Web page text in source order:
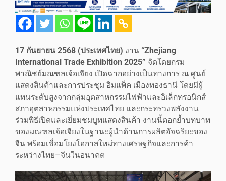
17 กันยายน 2568 (ประเทศไทย) งาน “Zhejiang
International Trade Exhibition 2025” จัดโดยกรม
พาณิชย์มณฑลเจ้อเจียง เปิดฉากอย่างเป็นทางการ ณ ศูนย์
แสดงสินค้าและการประชุม อิมแพ็ค เมืองทองธานี โดยมีผู้
แทนระดับสูงจากกลุ่มอุตสาหกรรมไฟฟ้าและอิเล็กทรอนิกส์
สภาอุตสาหกรรมแห่งประเทศไทย และกระทรวงพลังงาน
ร่วมพิธีเปิดและเยี่ยมชมบูทแสดงสินค้า งานนี้ตอกย้ำบทบาท
ของมณฑลเจ้อเจียงในฐานะผู้นำด้านการผลิตอัจฉริยะของ
จีน พร้อมเชื่อมโยงโอกาสใหม่ทางเศรษฐกิจและการค้า
ระหว่างไทย–จีนในอนาคต